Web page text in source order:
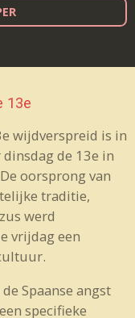
13e
wijdverspreid is in
de 13e in
oorsprong van
traditie,
werd
vrijdag een
Spaanse angst
specifieke